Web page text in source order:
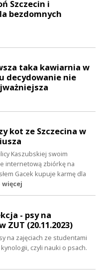
Szczecin i
bezdomnych
taka kawiarnia w
decydowanie nie
kot ze Szczecina w
Kaszubskiej swoim
internetową zbiórkę na
Gacek kupuje karmę dla
więcej
- psy na
ZUT (20.11.2023)
na zajęciach ze studentami
czyli nauki o psach.